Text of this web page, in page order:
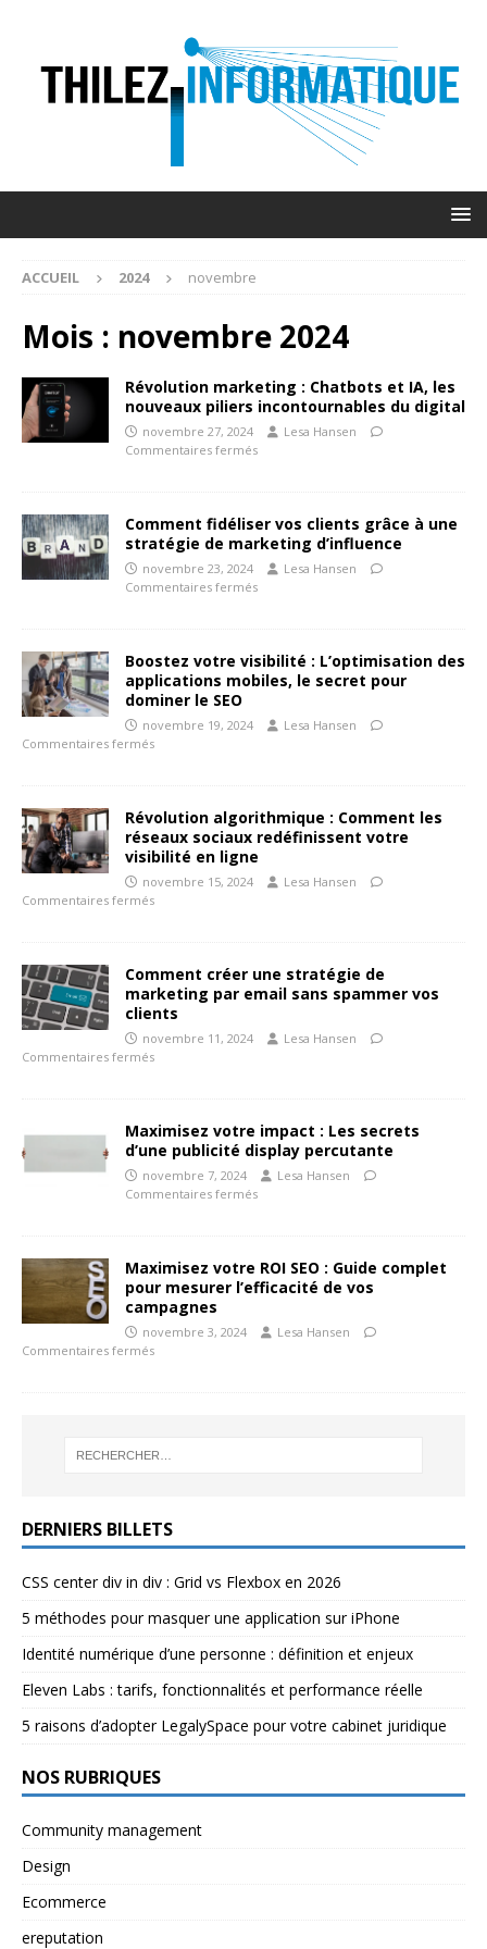
ACCUEIL 2024 novembre
Mois : novembre 2024
Révolution marketing : Chatbots et IA, les
nouveaux piliers incontournables du digital
novembre 27, 2024
Lesa Hansen
Commentaires fermés
Comment fidéliser vos clients grâce à une
stratégie de marketing d’influence
novembre 23, 2024
Lesa Hansen
Commentaires fermés
Boostez votre visibilité : L’optimisation des
applications mobiles, le secret pour
dominer le SEO
novembre 19, 2024
Lesa Hansen
Commentaires fermés
Révolution algorithmique : Comment les
réseaux sociaux redéfinissent votre
visibilité en ligne
novembre 15, 2024
Lesa Hansen
Commentaires fermés
Comment créer une stratégie de
marketing par email sans spammer vos
clients
novembre 11, 2024
Lesa Hansen
Commentaires fermés
Maximisez votre impact : Les secrets
d’une publicité display percutante
novembre 7, 2024
Lesa Hansen
Commentaires fermés
Maximisez votre ROI SEO : Guide complet
pour mesurer l’efficacité de vos
campagnes
novembre 3, 2024
Lesa Hansen
Commentaires fermés
DERNIERS BILLETS
CSS center div in div : Grid vs Flexbox en 2026
5 méthodes pour masquer une application sur iPhone
Identité numérique d’une personne : définition et enjeux
Eleven Labs : tarifs, fonctionnalités et performance réelle
5 raisons d’adopter LegalySpace pour votre cabinet juridique
NOS RUBRIQUES
Community management
Design
Ecommerce
ereputation